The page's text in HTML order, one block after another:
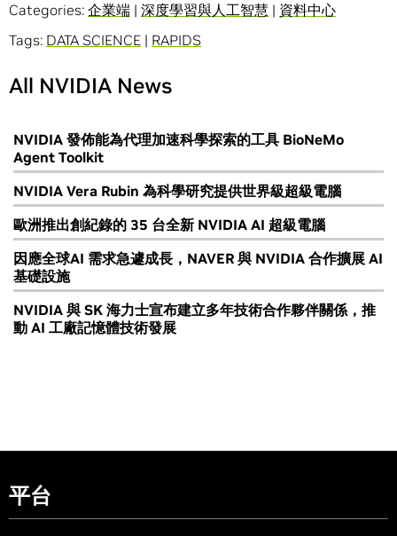
Categories: 企業端 | 深度學習與人工智慧 | 資料中心
Tags: DATA SCIENCE | RAPIDS
All NVIDIA News
NVIDIA 發佈能為代理加速科學探索的工具 BioNeMo
Agent Toolkit
NVIDIA Vera Rubin 為科學研究提供世界級超級電腦
歐洲推出創紀錄的 35 台全新 NVIDIA AI 超級電腦
因應全球AI 需求急遽成長，NAVER 與 NVIDIA 合作擴展 AI
基礎設施
NVIDIA 與 SK 海力士宣布建立多年技術合作夥伴關係，推
動 AI 工廠記憶體技術發展
平台